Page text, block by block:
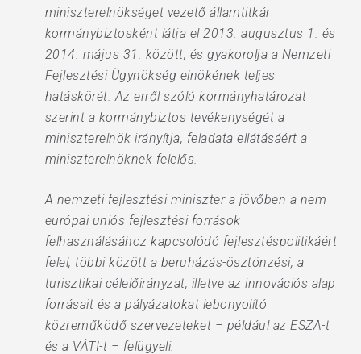
miniszterelnökséget vezető államtitkár
kormánybiztosként látja el 2013. augusztus 1. és
2014. május 31. között, és gyakorolja a Nemzeti
Fejlesztési Ügynökség elnökének teljes
hatáskörét. Az erről szóló kormányhatározat
szerint a kormánybiztos tevékenységét a
miniszterelnök irányítja, feladata ellátásáért a
miniszterelnöknek felelős.
A nemzeti fejlesztési miniszter a jövőben a nem
európai uniós fejlesztési források
felhasználásához kapcsolódó fejlesztéspolitikáért
felel, többi között a beruházás-ösztönzési, a
turisztikai célelőirányzat, illetve az innovációs alap
forrásait és a pályázatokat lebonyolító
közreműködő szervezeteket – például az ESZA-t
és a VÁTI-t – felügyeli.